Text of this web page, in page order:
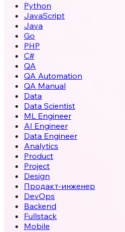
Python
JavaScript
Java
Go
PHP
C#
QA
QA Automation
QA Manual
Data
Data Scientist
ML Engineer
AI Engineer
Data Engineer
Analytics
Product
Project
Design
Продакт-инженер
DevOps
Backend
Fullstack
Mobile